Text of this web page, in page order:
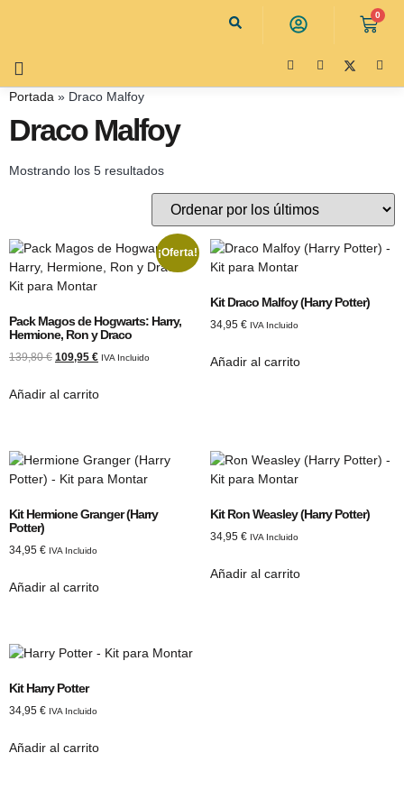
0
Portada » Draco Malfoy
Draco Malfoy
Mostrando los 5 resultados
¡Oferta!
Pack Magos de Hogwarts: Harry,
Hermione, Ron y Draco
139,80€ 109,95 € IVA Incluido
Añadir al carrito
Kit Draco Malfoy (Harry Potter)
34,95 € IVA Incluido
Añadir al carrito
Kit Hermione Granger (Harry
Potter)
34,95 € IVA Incluido
Añadir al carrito
Kit Ron Weasley (Harry Potter)
34,95 € IVA Incluido
Añadir al carrito
Kit Harry Potter
34,95 € IVA Incluido
Añadir al carrito